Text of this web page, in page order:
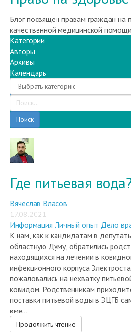
Блог посвящен правам граждан на
качественной медицинской
Категории
Авторы
Архивы
Календарь
Вячеслав Власов
17.08.2021
Информация
К нам, как к кандидатам в
областную Думу, обратились
находящихся на лечении в
инфекционного корпуса
пожаловались на нехватку
ковидом. Родственникам
поставки питьевой воды в ЭЦГБ
вме...
Продолжить чтение